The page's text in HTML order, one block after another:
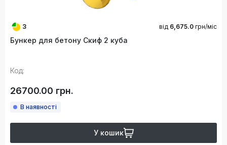
3 від 6,675.0 грн/міс
Бункер для бетону Скиф 2 куба
Код:
26700.00 грн.
В наявності
У кошик